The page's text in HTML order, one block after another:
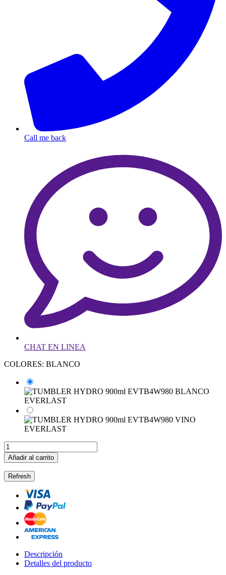
Call me back
CHAT EN LINEA
COLORES: BLANCO
Añadir al carrito
Descripción
Detalles del producto